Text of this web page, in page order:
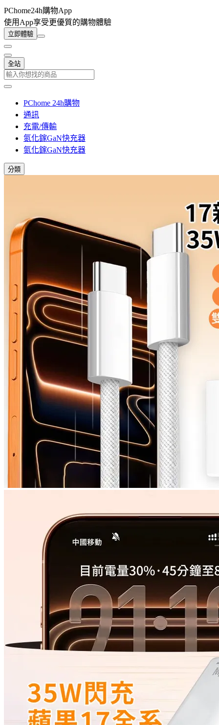
PChome24h購物App
使用App享受更優質的購物體驗
立即體驗
全站
PChome 24h購物
通訊
充電/傳輸
氮化鎵GaN快充器
氮化鎵GaN快充器
分類